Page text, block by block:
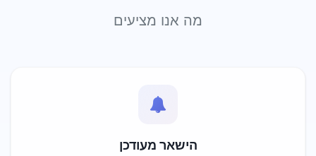
מה אנו מציעים
הישאר מעודכן